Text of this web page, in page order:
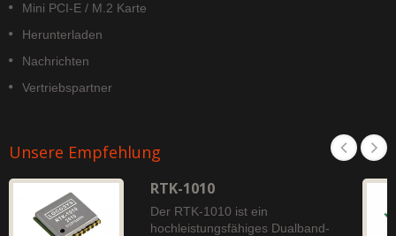
Mini PCI-E / M.2 Karte
Herunterladen
Nachrichten
Vertriebspartner
Unsere Empfehlung
RTK-1010
Der RTK-1010 ist ein
hochleistungsfähiges Dualband-